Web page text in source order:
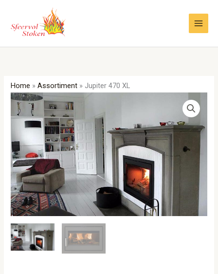
inhoud
Home »Assortiment » Jupiter 470 XL